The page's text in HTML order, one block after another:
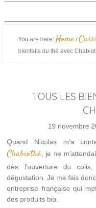
You are here: Home /
bienfaits du thé avec
TOUS LES
19 novembre
Quand Nicolas m’a
Chabiothé, je ne
dès l’ouverture du
dégustation. Je me fais
entreprise française qui
des produits bio.